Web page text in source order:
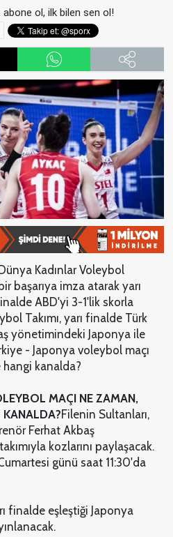
ol, ilk bilen sen ol!
Kadınlar Voleybol
başarıya imza atarak yarı
ABD'yi 3-1'lik skorla
Takımı, yarı finalde Türk
yönetimindeki Japonya ile
- Japonya voleybol maçı
kanalda?
MAÇI NE ZAMAN,
KANALDA?Filenin Sultanları,
Ferhat Akbaş
kozlarını paylaşacak.
günü saat 11:30'da
finalde eşleştiği Japonya